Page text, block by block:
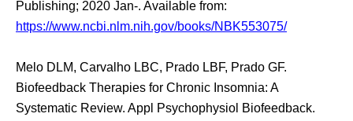
Publishing; 2020 Jan-. Available from:
https://www.ncbi.nlm.nih.gov/books/NBK553075/
Melo DLM, Carvalho LBC, Prado LBF, Prado GF.
Biofeedback Therapies for Chronic Insomnia: A
Systematic Review. Appl Psychophysiol Biofeedback.